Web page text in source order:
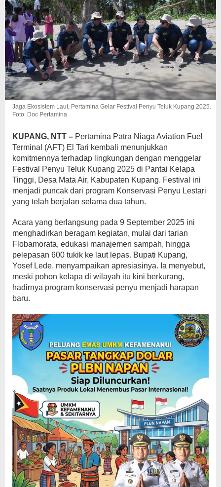
Jaga Ekosistem Laut, Pertamina Gelar Festival Penyu Teluk Kupang 2025.
Foto: Doc Pertamina
KUPANG, NTT – Pertamina Patra Niaga Aviation Fuel
Terminal (AFT) El Tari kembali menunjukkan
komitmennya terhadap lingkungan dengan menggelar
Festival Penyu Teluk Kupang 2025 di Pantai Kelapa
Tinggi, Desa Mata Air, Kabupaten Kupang. Festival ini
menjadi puncak dari program Konservasi Penyu Lestari
yang telah berjalan selama dua tahun.
Acara yang berlangsung pada 9 September 2025 ini
menghadirkan beragam kegiatan, mulai dari tarian
Flobamorata, edukasi manajemen sampah, hingga
pelepasan 600 tukik ke laut lepas. Bupati Kupang,
Yosef Lede, menyampaikan apresiasinya. Ia menyebut,
meski pohon kelapa di wilayah itu kini berkurang,
hadirnya program konservasi penyu menjadi harapan
baru.